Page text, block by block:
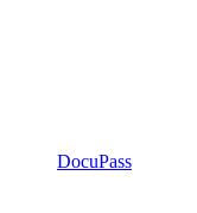
DocuPass